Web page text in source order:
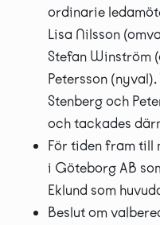
ordinarie
Lisa Nilsson
Stefan Winström
Petersson
Stenberg och
och tackades
För tiden fram till
i Göteborg AB
Eklund som
Beslut om